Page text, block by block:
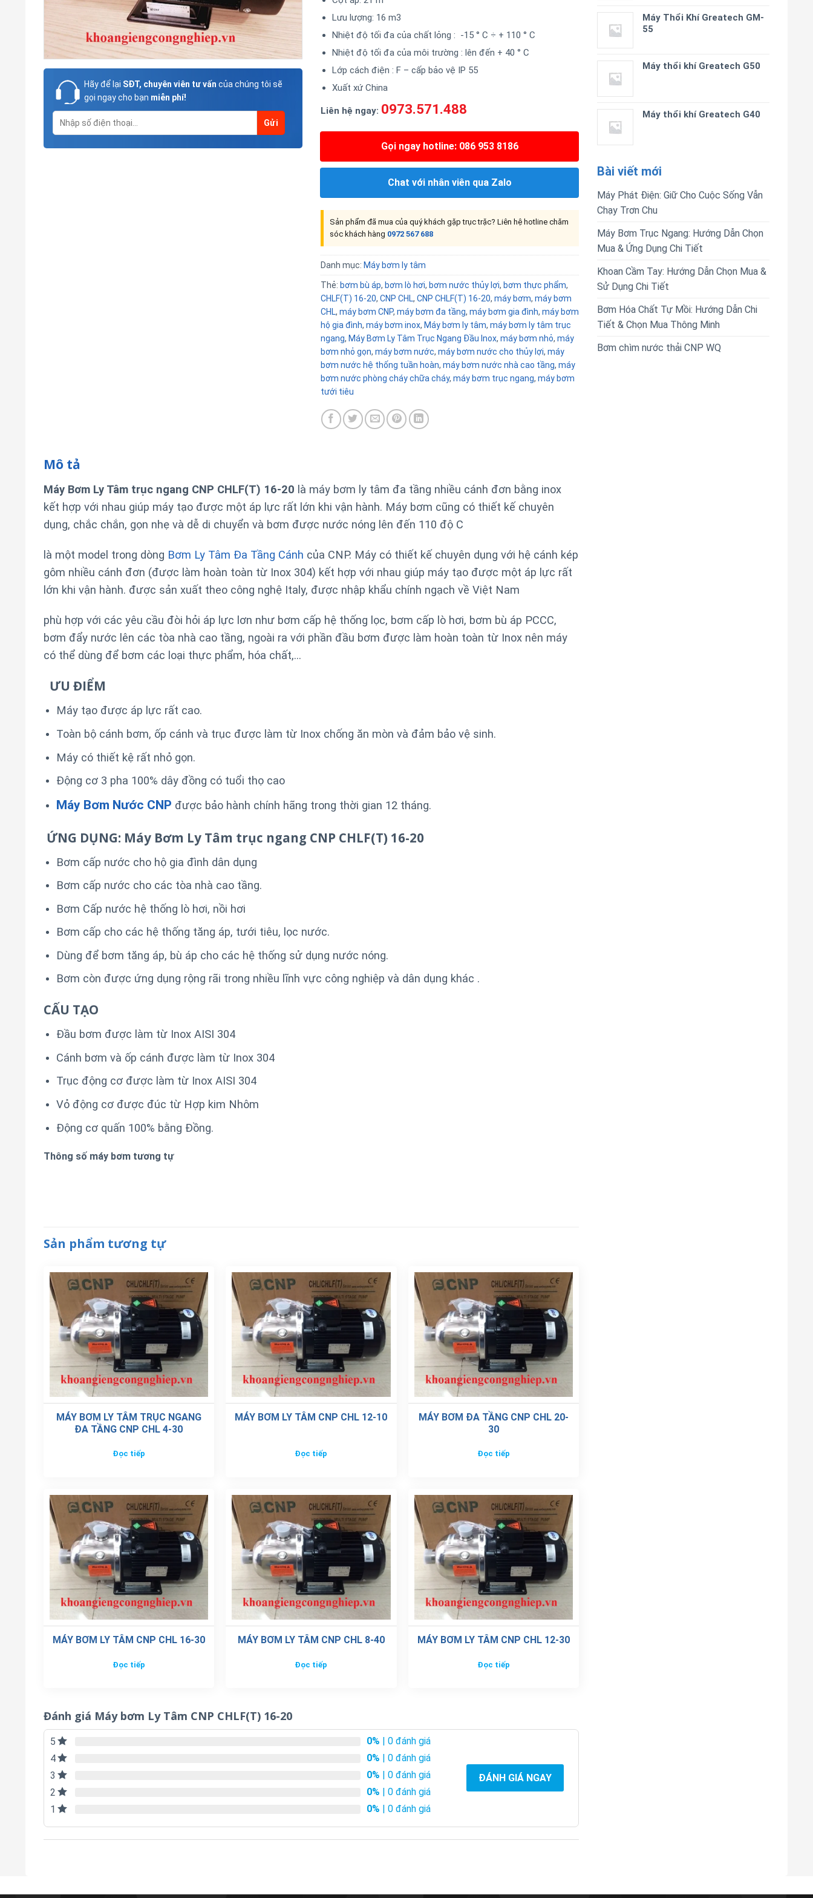
Máy Thổi Khí Greatech GM-
55
Máy thổi khí Greatech G50
Máy thổi khí Greatech G40
Bài viết mới
Máy Phát Điện: Giữ Cho Cuộc Sống Vẫn
Chạy Trơn Chu
Máy Bơm Trục Ngang: Hướng Dẫn Chọn
Mua & Ứng Dụng Chi Tiết
Khoan Cầm Tay: Hướng Dẫn Chọn Mua &
Sử Dụng Chi Tiết
Bơm Hóa Chất Tự Mồi: Hướng Dẫn Chi
Tiết & Chọn Mua Thông Minh
Bơm chìm nước thải CNP WQ
Hãy để lại SĐT, chuyên viên tư vấn của chúng tôi sẽ
gọi ngay cho bạn miễn phí!
Lưu lượng: 16 m3
Nhiệt độ tối đa của chất lỏng : -15 ° C ÷ + 110 ° C
Nhiệt độ tối đa của môi trường : lên đến + 40 ° C
Lớp cách điện : F – cấp bảo vệ IP 55
Xuất xứ China
Liên hệ ngay: 0973.571.488
Gọi ngay hotline: 086 953 8186
Chat với nhân viên qua Zalo
Sản phẩm đã mua của quý khách gặp trục trặc? Liên hệ hotline chăm
sóc khách hàng 0972 567 688
Danh mục: Máy bơm ly tâm
Thẻ: bơm bù áp, bơm lò hơi, bơm nước thủy lợi, bơm thực phẩm,
CHLF(T) 16-20, CNP CHL, CNP CHLF(T) 16-20, máy bơm, máy bơm
CHL, máy bơm CNP, máy bơm đa tầng, máy bơm gia đình, máy bơm
hộ gia đình, máy bơm inox, Máy bơm ly tâm, máy bơm ly tâm trục
ngang, Máy Bơm Ly Tâm Trục Ngang Đầu Inox, máy bơm nhỏ, máy
bơm nhỏ gọn, máy bơm nước, máy bơm nước cho thủy lợi, máy
bơm nước hệ thống tuần hoàn, máy bơm nước nhà cao tầng, máy
bơm nước phòng cháy chữa cháy, máy bơm trục ngang, máy bơm
tưới tiêu
Mô tả
Máy Bơm Ly Tâm trục ngang CNP CHLF(T) 16-20 là máy bơm ly tâm đa tầng nhiều cánh đơn bằng inox
kết hợp với nhau giúp máy tạo được một áp lực rất lớn khi vận hành. Máy bơm cũng có thiết kế chuyên
dụng, chắc chắn, gọn nhẹ và dễ di chuyển và bơm được nước nóng lên đến 110 độ C
là một model trong dòng Bơm Ly Tâm Đa Tầng Cánh của CNP. Máy có thiết kế chuyên dụng với hệ cánh kép
gôm nhiều cánh đơn (được làm hoàn toàn từ Inox 304) kết hợp với nhau giúp máy tạo được một áp lực rất
lớn khi vận hành. được sản xuất theo công nghệ Italy, được nhập khẩu chính ngạch về Việt Nam
phù hợp với các yêu cầu đòi hỏi áp lực lơn như bơm cấp hệ thống lọc, bơm cấp lò hơi, bơm bù áp PCCC,
bơm đẩy nước lên các tòa nhà cao tầng, ngoài ra với phần đầu bơm được làm hoàn toàn từ Inox nên máy
có thể dùng để bơm các loại thực phẩm, hóa chất,…
ƯU ĐIỂM
Máy tạo được áp lực rất cao.
Toàn bộ cánh bơm, ốp cánh và trục được làm từ Inox chống ăn mòn và đảm bảo vệ sinh.
Máy có thiết kệ rất nhỏ gọn.
Động cơ 3 pha 100% dây đồng có tuổi thọ cao
Máy Bơm Nước CNP được bảo hành chính hãng trong thời gian 12 tháng.
ỨNG DỤNG: Máy Bơm Ly Tâm trục ngang CNP CHLF(T) 16-20
Bơm cấp nước cho hộ gia đình dân dụng
Bơm cấp nước cho các tòa nhà cao tầng.
Bơm Cấp nước hệ thống lò hơi, nồi hơi
Bơm cấp cho các hệ thống tăng áp, tưới tiêu, lọc nước.
Dùng để bơm tăng áp, bù áp cho các hệ thống sử dụng nước nóng.
Bơm còn được ứng dụng rộng rãi trong nhiều lĩnh vực công nghiệp và dân dụng khác .
CẤU TẠO
Đầu bơm được làm từ Inox AISI 304
Cánh bơm và ốp cánh được làm từ Inox 304
Trục động cơ được làm từ Inox AISI 304
Vỏ động cơ được đúc từ Hợp kim Nhôm
Động cơ quấn 100% bằng Đồng.
Thông số máy bơm tương tự
Sản phẩm tương tự
MÁY BƠM LY TÂM TRỤC NGANG
ĐA TẦNG CNP CHL 4-30
Đọc tiếp
MÁY BƠM LY TÂM CNP CHL 12-10
Đọc tiếp
MÁY BƠM ĐA TẦNG CNP CHL 20-
30
Đọc tiếp
MÁY BƠM LY TÂM CNP CHL 16-30
Đọc tiếp
MÁY BƠM LY TÂM CNP CHL 8-40
Đọc tiếp
MÁY BƠM LY TÂM CNP CHL 12-30
Đọc tiếp
Đánh giá Máy bơm Ly Tâm CNP CHLF(T) 16-20
5 0% | 0 đánh giá
4
0% | 0 đánh giá
3
0% | 0 đánh giá
2
0% | 0 đánh giá
1
0% | 0 đánh giá
ĐÁNH GIÁ NGAY